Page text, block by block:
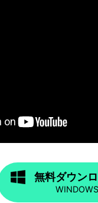
無料ダウン
WINDOWS